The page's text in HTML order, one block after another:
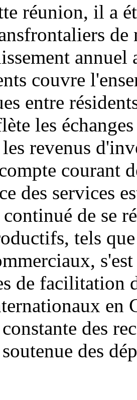
réunion, il a
de
annuel
couvre
entre
les
revenus
courant
des services
de se
tels
de facilitation
en
des
des